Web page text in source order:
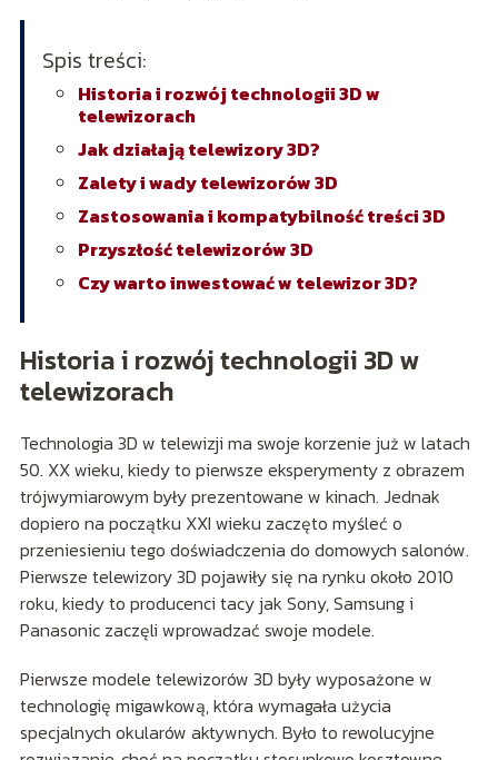
Spis treści:
Historia i rozwój technologii 3D w
telewizorach
Jak działają telewizory 3D?
Zalety i wady telewizorów 3D
Zastosowania i kompatybilność treści 3D
Przyszłość telewizorów 3D
Czy warto inwestować w telewizor 3D?
Historia i rozwój technologii 3D w
telewizorach
Technologia 3D w telewizji ma swoje korzenie już w latach
50. XX wieku, kiedy to pierwsze eksperymenty z obrazem
trójwymiarowym były prezentowane w kinach. Jednak
dopiero na początku XXI wieku zaczęto myśleć o
przeniesieniu tego doświadczenia do domowych salonów.
Pierwsze telewizory 3D pojawiły się na rynku około 2010
roku, kiedy to producenci tacy jak Sony, Samsung i
Panasonic zaczęli wprowadzać swoje modele.
Pierwsze modele telewizorów 3D były wyposażone w
technologię migawkową, która wymagała użycia
specjalnych okularów aktywnych. Było to rewolucyjne